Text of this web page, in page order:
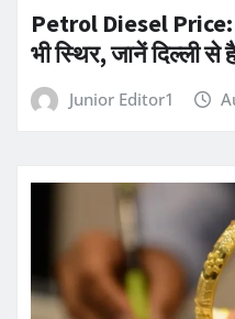
Petrol Diesel
भी स्थिर, जानें दिल्ली से
Junior Editor1